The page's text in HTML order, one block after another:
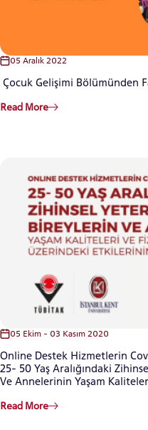
05 Aralık 2022
Çocuk Gelişimi Bölümünden
Read More
05 Ekim - 03 Kasım 2020
Online Destek Hizmetlerin
25- 50 Yaş Aralığındaki
Ve Annelerinin Yaşam
Read More